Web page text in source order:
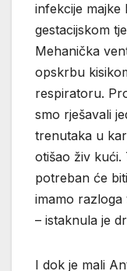
infekcije majke
gestacijskom
Mehanička
opskrbu
respiratoru.
smo rješavali
trenutaka u
otišao živ
potreban će
imamo razloga
– istaknula je
I dok je mali